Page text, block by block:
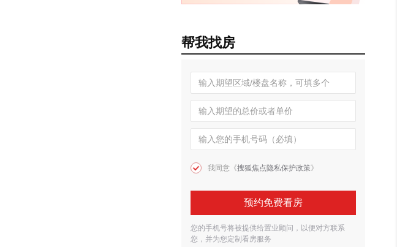
帮我找房
我同意《搜狐焦点隐私保护政策》
预约免费看房
您的手机号将被提供给置业顾问，以便对方联系
您，并为您定制看房服务